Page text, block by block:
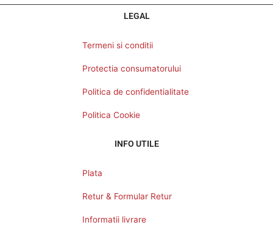
LEGAL
Termeni si conditii
Protectia consumatorului
Politica de confidentialitate
Politica Cookie
INFO UTILE
Plata
Retur & Formular Retur
Informatii livrare